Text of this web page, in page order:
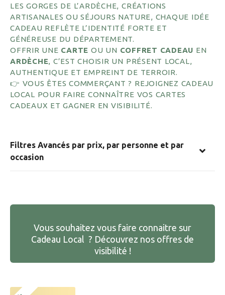
LES GORGES DE L’ARDÈCHE, CRÉATIONS
ARTISANALES OU SÉJOURS NATURE, CHAQUE IDÉE
CADEAU REFLÈTE L’IDENTITÉ FORTE ET
GÉNÉREUSE DU DÉPARTEMENT.
OFFRIR UNE CARTE OU UN COFFRET CADEAU EN
ARDÈCHE, C’EST CHOISIR UN PRÉSENT LOCAL,
AUTHENTIQUE ET EMPREINT DE TERROIR.
👉 VOUS ÊTES COMMERÇANT ? REJOIGNEZ CADEAU
LOCAL POUR FAIRE CONNAÎTRE VOS CARTES
CADEAUX ET GAGNER EN VISIBILITÉ.
Filtres Avancés par prix, par personne et par
occasion
Vous souhaitez vous faire connaitre sur
Cadeau Local ? Découvrez nos offres de
visibilité !